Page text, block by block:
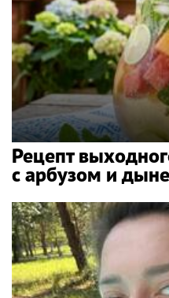
Рецепт
с арбузом и